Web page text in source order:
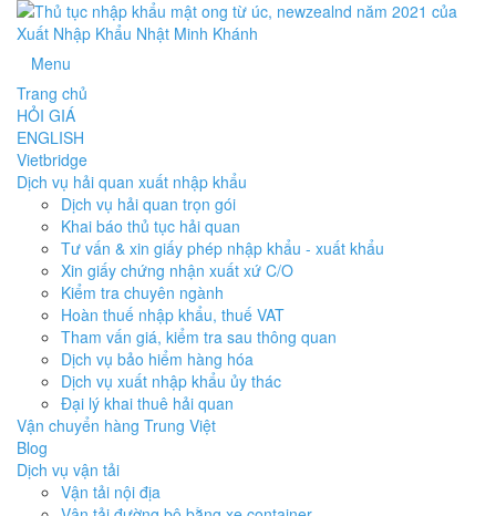
Menu
Trang chủ
HỎI GIÁ
ENGLISH
Vietbridge
Dịch vụ hải quan xuất nhập khẩu
Dịch vụ hải quan trọn gói
Khai báo thủ tục hải quan
Tư vấn & xin giấy phép nhập khẩu - xuất khẩu
Xin giấy chứng nhận xuất xứ C/O
Kiểm tra chuyên ngành
Hoàn thuế nhập khẩu, thuế VAT
Tham vấn giá, kiểm tra sau thông quan
Dịch vụ bảo hiểm hàng hóa
Dịch vụ xuất nhập khẩu ủy thác
Đại lý khai thuê hải quan
Vận chuyển hàng Trung Việt
Blog
Dịch vụ vận tải
Vận tải nội địa